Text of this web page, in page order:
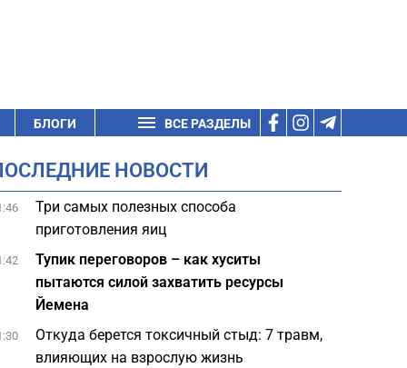
БЛОГИ ВСЕ РАЗДЕЛЫ
НОВОСТИ
Три самых полезных способа
приготовления яиц
Тупик переговоров – как хуситы
пытаются силой захватить ресурсы
Йемена
Откуда берется токсичный стыд: 7 травм,
влияющих на взрослую жизнь